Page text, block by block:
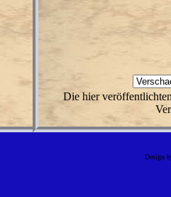
Die hier
Design